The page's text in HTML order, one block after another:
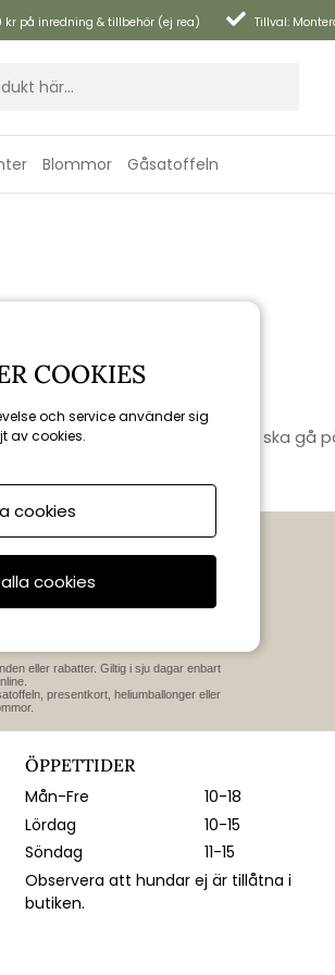
kr på inredning & tillbehör (ej rea) Tillval:
Blommor Gåsatoffeln
för golvet utan fötterna som ska gå
fårskinn.
FÅ 10 % RABATT
eller rabatter. Giltig i sju dagar enbart
presentkort, heliumballonger eller
ÖPPETTIDER
Mån-Fre
10-18
Lördag
10-15
Söndag
11-15
Observera att hundar ej är tillåtna i
butiken.
COOKIES
och service använder sig
av cookies.
cookies
cookies